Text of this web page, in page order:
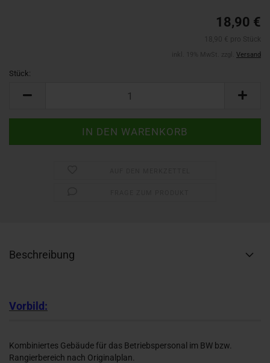
18,90 €
Versand
Stück:
Beschreibung
Vorbild:
Kombiniertes Gebäude für das Betriebspersonal im BW bzw.
Rangierbereich nach Originalplan.